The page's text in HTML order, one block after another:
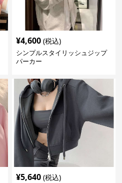
¥4,600 (税込)
シンプルスタイリッシュジップ
パーカー
¥5,640 (税込)